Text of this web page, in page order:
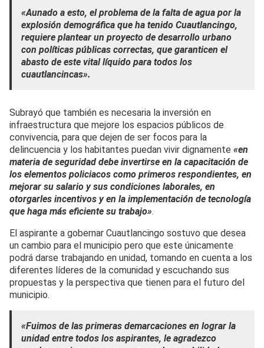
«Aunado a esto, el problema de la falta de agua por la
explosión demográfica que ha tenido Cuautlancingo,
requiere plantear un proyecto de desarrollo urbano
con políticas públicas correctas, que garanticen el
abasto de este vital líquido para todos los
cuautlancincas».
Subrayó que también es necesaria la inversión en
infraestructura que mejore los espacios públicos de
convivencia, para que dejen de ser focos para la
delincuencia y los habitantes puedan vivir dignamente «en
materia de seguridad debe invertirse en la capacitación de
los elementos policiacos como primeros respondientes, en
mejorar su salario y sus condiciones laborales, en
otorgarles incentivos y en la implementación de tecnología
que haga más eficiente su trabajo».
El aspirante a gobernar Cuautlancingo sostuvo que desea
un cambio para el municipio pero que este únicamente
podrá darse trabajando en unidad, tomando en cuenta a los
diferentes líderes de la comunidad y escuchando sus
propuestas y la perspectiva que tienen para el futuro del
municipio.
«Fuimos de las primeras demarcaciones en lograr la
unidad entre todos los aspirantes, le agradezco